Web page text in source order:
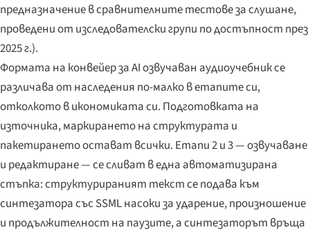
предназначение в сравнителните тестове за слушане,
проведени от изследователски групи по достъпност през
2025 г.).
Формата на конвейер за AI озвучаван аудиоучебник се
различава от наследения по-малко в етапите си,
отколкото в икономиката си. Подготовката на
източника, маркирането на структурата и
пакетирането остават всички. Етапи 2 и 3 — озвучаване
и редактиране — се сливат в една автоматизирана
стъпка: структурираният текст се подава към
синтезатора със SSML насоки за ударение, произношение
и продължителност на паузите, а синтезаторът връща